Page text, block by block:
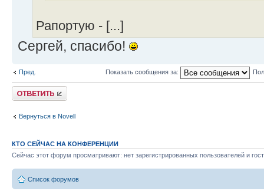
Рапортую - [...]
Сергей, спасибо!
Пред. Показать сообщения за:
Ответить
Вернуться в Novell
КТО СЕЙЧАС НА КОНФЕРЕНЦИИ
Сейчас этот форум просматривают: нет зарегистрированных пользователей и
Список форумов